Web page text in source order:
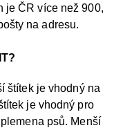
je ČR více než 900,
na adresu.
štítek je vhodný na
je vhodný pro
psů. Menší